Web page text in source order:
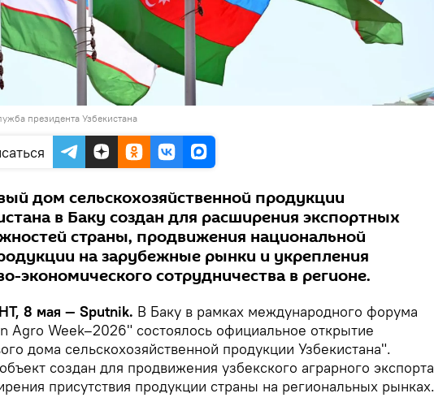
президента Узбекистана
дом сельскохозяйственной продукции
в Баку создан для расширения экспортных
страны, продвижения национальной
на зарубежные рынки и укрепления
экономического сотрудничества в регионе.
8 мая — Sputnik. В Баку в рамках международного форума
Agro Week–2026" состоялось официальное открытие
дома сельскохозяйственной продукции Узбекистана".
создан для продвижения узбекского аграрного экспорта
присутствия продукции страны на региональных рынках.